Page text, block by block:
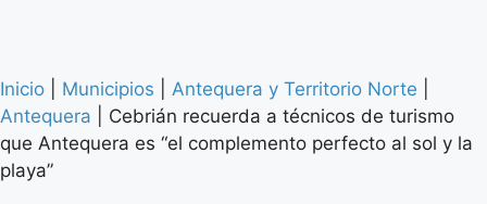
Inicio Municipios Antequera y Territorio Norte
Antequera
Cebrián recuerda a técnicos de turismo
que Antequera es “el complemento perfecto al sol y la
playa”